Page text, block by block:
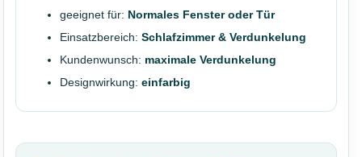
geeignet für: Normales Fenster oder Tür
Einsatzbereich: Schlafzimmer & Verdunkelung
Kundenwunsch: maximale Verdunkelung
Designwirkung: einfarbig